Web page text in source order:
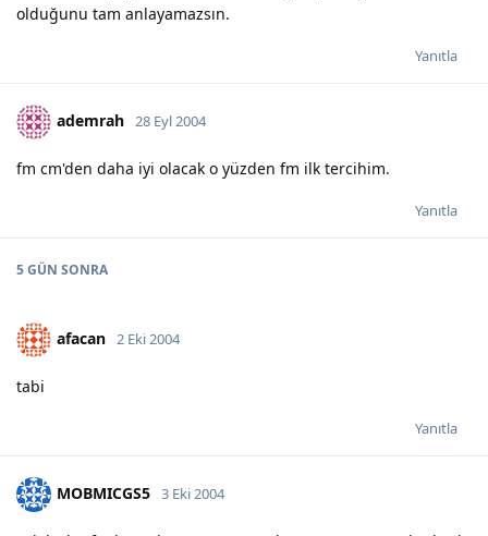
olduğunu tam anlayamazsın.
Yanıtla
ademrah 28 Eyl 2004
fm cm'den daha iyi olacak o yüzden fm ilk tercihim.
Yanıtla
5 GÜN SONRA
afacan 2 Eki 2004
tabi
Yanıtla
MOBMICGS5 3 Eki 2004